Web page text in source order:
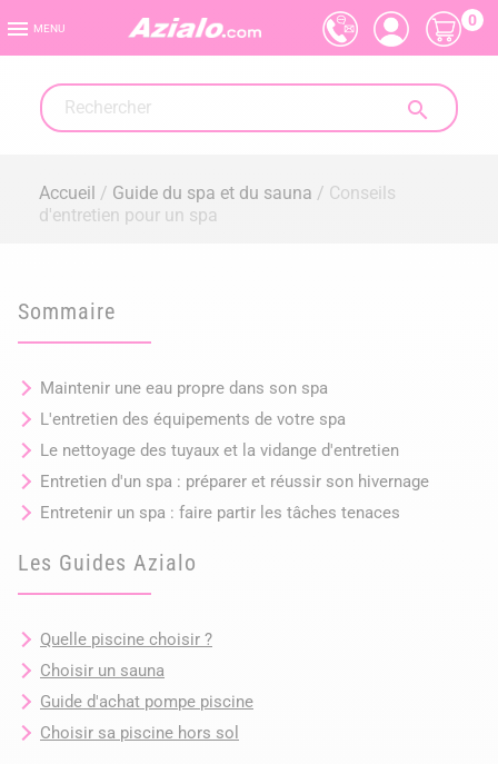
 MENU

0
Accueil Guide du spa et du sauna
Conseils
d'entretien pour un spa
Sommaire
Maintenir une eau propre dans son spa
L'entretien des équipements de votre spa
Le nettoyage des tuyaux et la vidange d'entretien
Entretien d'un spa : préparer et réussir son hivernage
Entretenir un spa : faire partir les tâches tenaces
Les Guides Azialo
Quelle piscine choisir ?
Choisir un sauna
Guide d'achat pompe piscine
Choisir sa piscine hors sol